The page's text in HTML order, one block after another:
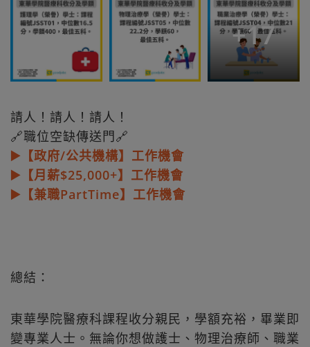
+17
請人！請人！請人！
🔗職位空缺傳送門🔗
▶️【政府/公共機構】工作機會
▶️【月薪$25,000+】工作機會
▶️【兼職PartTime】工作機會
總結：
東華學院醫療科課程收分親民，學額充裕，畢業即
變專業人士。無論你想做護士、物理治療師、職業